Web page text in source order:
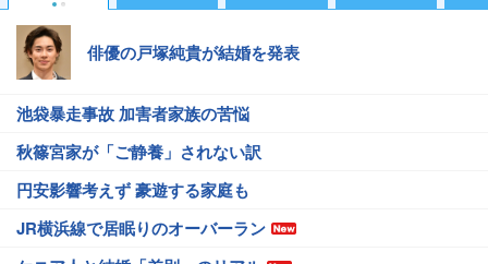
俳優の戸塚純貴が結婚を発表
池袋暴走事故 加害者家族の苦悩
秋篠宮家が「ご静養」されない訳
円安影響考えず 豪遊する家庭も
JR横浜線で居眠りのオーバーラン